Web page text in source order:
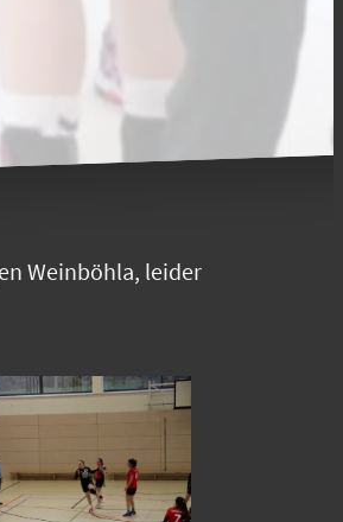
Weinböhla, leider